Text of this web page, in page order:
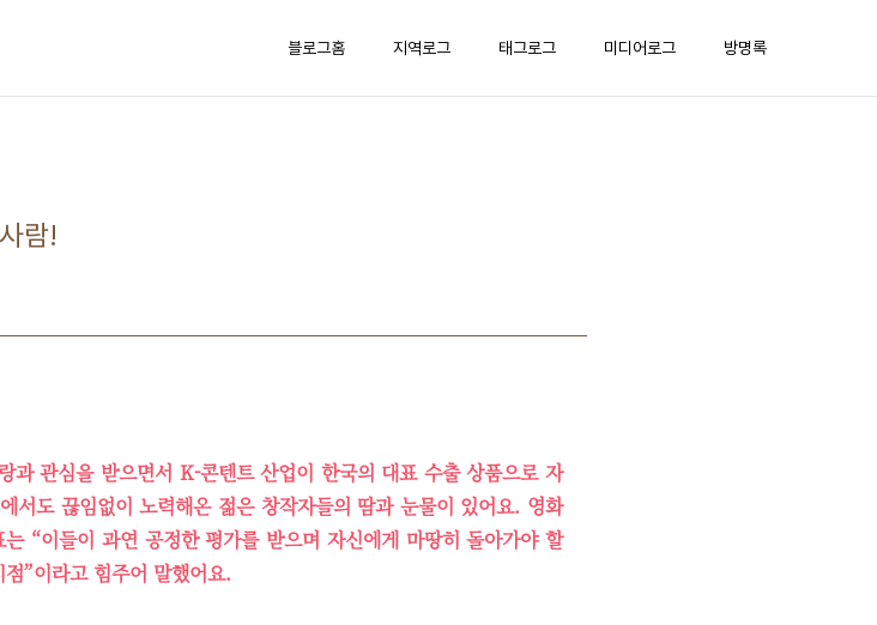
블로그홈 지역로그 태그로그 미디어로그 방명록
람!
과 관심을 받으면서 K-콘텐트 산업이 한국의 대표 수출 상품으로 자
서도 끊임없이 노력해온 젊은 창작자들의 땀과 눈물이 있어요. 영화
“이들이 과연 공정한 평가를 받으며 자신에게 마땅히 돌아가야 할
”이라고 힘주어 말했어요.